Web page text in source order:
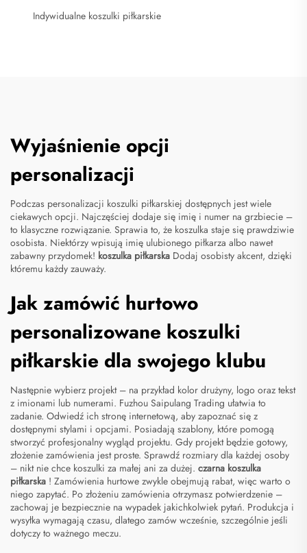
Indywidualne koszulki piłkarskie
Wyjaśnienie opcji
personalizacji
Podczas personalizacji koszulki piłkarskiej dostępnych jest wiele
ciekawych opcji. Najczęściej dodaje się imię i numer na grzbiecie –
to klasyczne rozwiązanie. Sprawia to, że koszulka staje się prawdziwie
osobista. Niektórzy wpisują imię ulubionego piłkarza albo nawet
zabawny przydomek! koszulka piłkarska Dodaj osobisty akcent, dzięki
któremu każdy zauważy.
Jak zamówić hurtowo
personalizowane koszulki
piłkarskie dla swojego klubu
Następnie wybierz projekt – na przykład kolor drużyny, logo oraz tekst
z imionami lub numerami. Fuzhou Saipulang Trading ułatwia to
zadanie. Odwiedź ich stronę internetową, aby zapoznać się z
dostępnymi stylami i opcjami. Posiadają szablony, które pomogą
stworzyć profesjonalny wygląd projektu. Gdy projekt będzie gotowy,
złożenie zamówienia jest proste. Sprawdź rozmiary dla każdej osoby
– nikt nie chce koszulki za małej ani za dużej. czarna koszulka
piłkarska ! Zamówienia hurtowe zwykle obejmują rabat, więc warto o
niego zapytać. Po złożeniu zamówienia otrzymasz potwierdzenie –
zachowaj je bezpiecznie na wypadek jakichkolwiek pytań. Produkcja i
wysyłka wymagają czasu, dlatego zamów wcześnie, szczególnie jeśli
dotyczy to ważnego meczu.